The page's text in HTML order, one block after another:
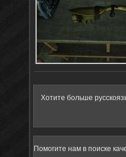
Хотите больше
Помогите нам в поиске